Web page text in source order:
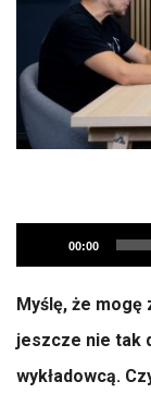
Player
00:00
Myślę, że
jeszcze nie tak
wykładowcą.